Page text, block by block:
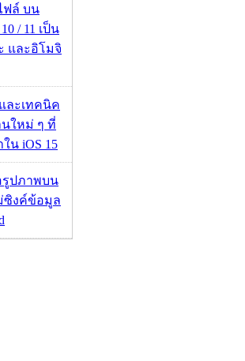
ฟล์ บน
/ 11 เป็น
และอิโมจิ
ละเทคนิค
ใหม่ ๆ ที่
น iOS 15
รูปภาพบน
ซิงค์ข้อมูล